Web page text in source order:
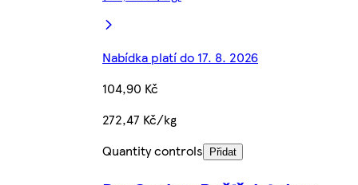
Nabídka platí do 17. 8. 2026
104,90 Kč
272,47 Kč/kg
Quantity controls
Přidat